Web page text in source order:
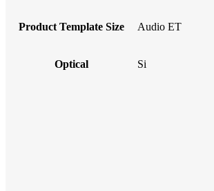
Product Template Size Audio ET
Optical Si